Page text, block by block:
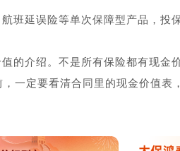
班延误险等单次保障型产品，投
的介绍。不是所有保险都有现金
一定要看清合同里的现金价值表